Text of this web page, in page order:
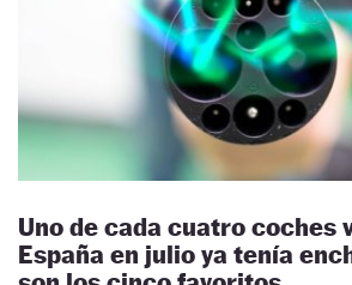
Uno de cada cuatro coches
España en julio ya tenía